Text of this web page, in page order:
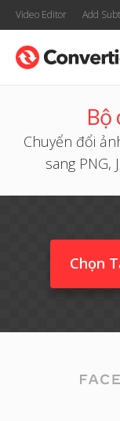
Video Editor Add
Bộ
Chuyển đổi
sang PNG,
Chọn